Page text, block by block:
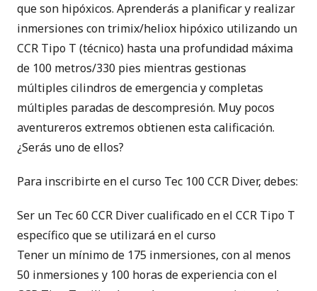
que son hipóxicos. Aprenderás a planificar y realizar
inmersiones con trimix/heliox hipóxico utilizando un
CCR Tipo T (técnico) hasta una profundidad máxima
de 100 metros/330 pies mientras gestionas
múltiples cilindros de emergencia y completas
múltiples paradas de descompresión. Muy pocos
aventureros extremos obtienen esta calificación.
¿Serás uno de ellos?
Para inscribirte en el curso Tec 100 CCR Diver, debes:
Ser un Tec 60 CCR Divercualificado en el CCR Tipo T
específico que se utilizará en el curso
Tener un mínimo de 175 inmersiones, con al menos
50 inmersiones y 100 horas de experiencia con el